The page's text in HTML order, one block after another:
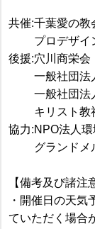
共催:千葉愛の教
プロデザイ
後援:穴川商栄会
一般社団法人
一般社団法人
キリスト教
協力:NPO法人
グランドメル
【備考及び諸注
・開催日の天
ていただく場合